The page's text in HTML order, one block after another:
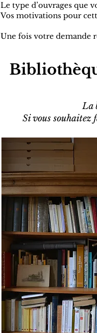
Le type d’ouvrages que
Vos motivations pour
Une fois votre demande
La
Si vous souhaitez